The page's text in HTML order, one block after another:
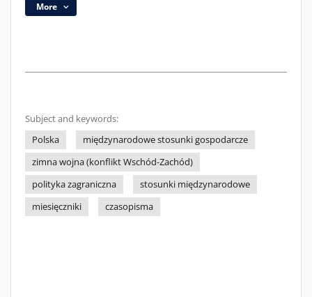
More
Subject and keywords:
Polska
międzynarodowe stosunki gospodarcze
zimna wojna (konflikt Wschód-Zachód)
polityka zagraniczna
stosunki międzynarodowe
miesięczniki
czasopisma